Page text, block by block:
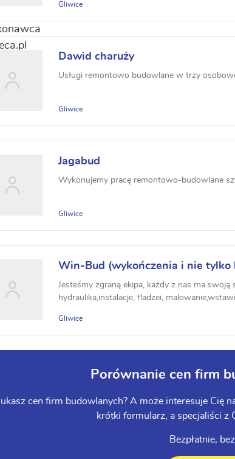
Gliwice
Dawid charuży
Usługi remontowo budowlane w trzy
Gliwice
Jagabud
Wykonujemy pracę remontowo-budowlane
Gliwice
Win-Bud (wykończenia i nie tylko
Jesteśmy zgraną ekipa, każdy z nas ma swoją
hydraulika,instalacje, fladzei,
Gliwice
Porównanie cen firm
cen firm budowlanych? A może interesuje Cię
krótki formularz, a specjaliści z
Bezpłatnie,